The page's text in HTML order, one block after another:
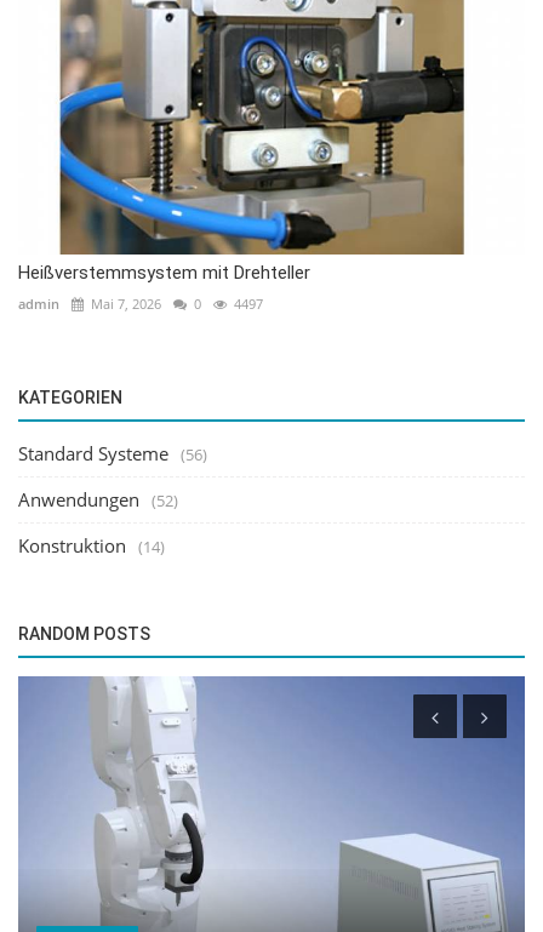
Heißverstemmsystem mit Drehteller
admin Mai 7, 2026 0 4497
KATEGORIEN
Standard Systeme (56)
Anwendungen (52)
Konstruktion (14)
RANDOM POSTS
Anwendungen